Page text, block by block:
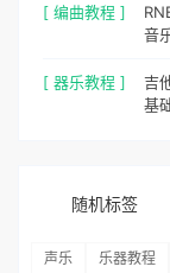
[ 编曲教程 ]
音
[ 器乐教程 ]
吉
基
随机标签
声乐 乐器教程